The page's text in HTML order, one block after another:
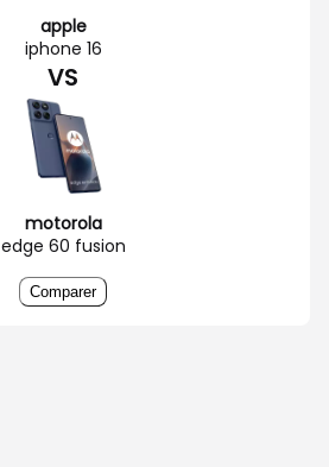
apple
iphone 16
VS
motorola
edge 60 fusion
Comparer